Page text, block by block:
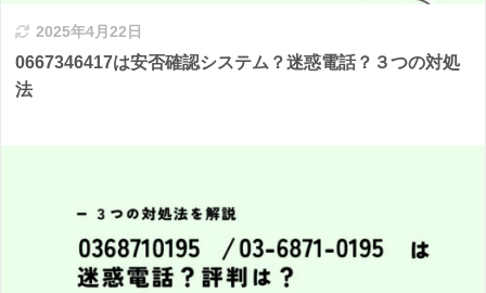
2025年4月22日
0667346417は安否確認システム？迷惑電話？３つの対処
法